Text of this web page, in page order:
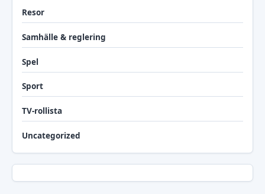
Resor
Samhälle & reglering
Spel
Sport
TV-rollista
Uncategorized